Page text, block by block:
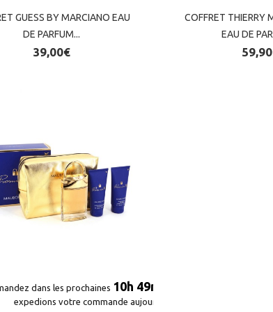
GUESS BY MARCIANO EAU
DE PARFUM...
39,00€
GUESS BY MARCIANO EAU
DE PARFUM...
39,00€
COFFRET THIERRY
EAU DE
COFFRET THIERRY
EAU DE
dans les prochaines 10h 49m 09s
expedions votre commande aujourd'hui*
dans les prochaines 10h 49m 09s
expedions votre commande aujourd'hui*